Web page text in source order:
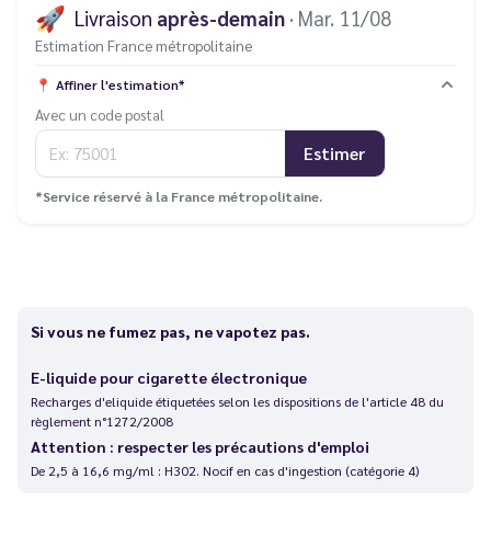
🚀 Livraison après-demain · Mar. 11/08
Estimation France métropolitaine
📍 Affiner l'estimation*
Avec un code postal
Estimer
*Service réservé à la France métropolitaine.
Si vous ne fumez pas, ne vapotez pas.
E-liquide pour cigarette électronique
Recharges d'eliquide étiquetées selon les dispositions de l'article 48 du
règlement n°1272/2008
Attention : respecter les précautions d'emploi
De 2,5 à 16,6 mg/ml : H302. Nocif en cas d'ingestion (catégorie 4)